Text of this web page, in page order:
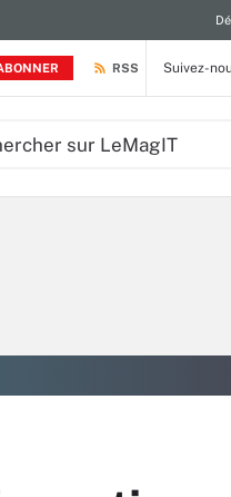
RSS Suivez-